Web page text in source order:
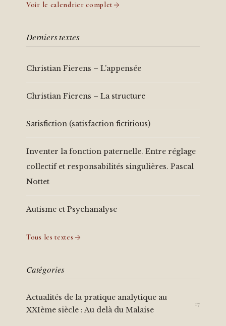
Voir le calendrier complet
Derniers textes
Christian Fierens – L’appensée
Christian Fierens – La structure
Satisfiction (satisfaction fictitious)
Inventer la fonction paternelle. Entre réglage
collectif et responsabilités singulières. Pascal
Nottet
Autisme et Psychanalyse
Tous les textes
Catégories
Actualités de la pratique analytique au
XXIème siècle : Au delà du Malaise
17